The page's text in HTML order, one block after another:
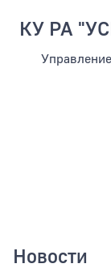
КУ РА
Новости